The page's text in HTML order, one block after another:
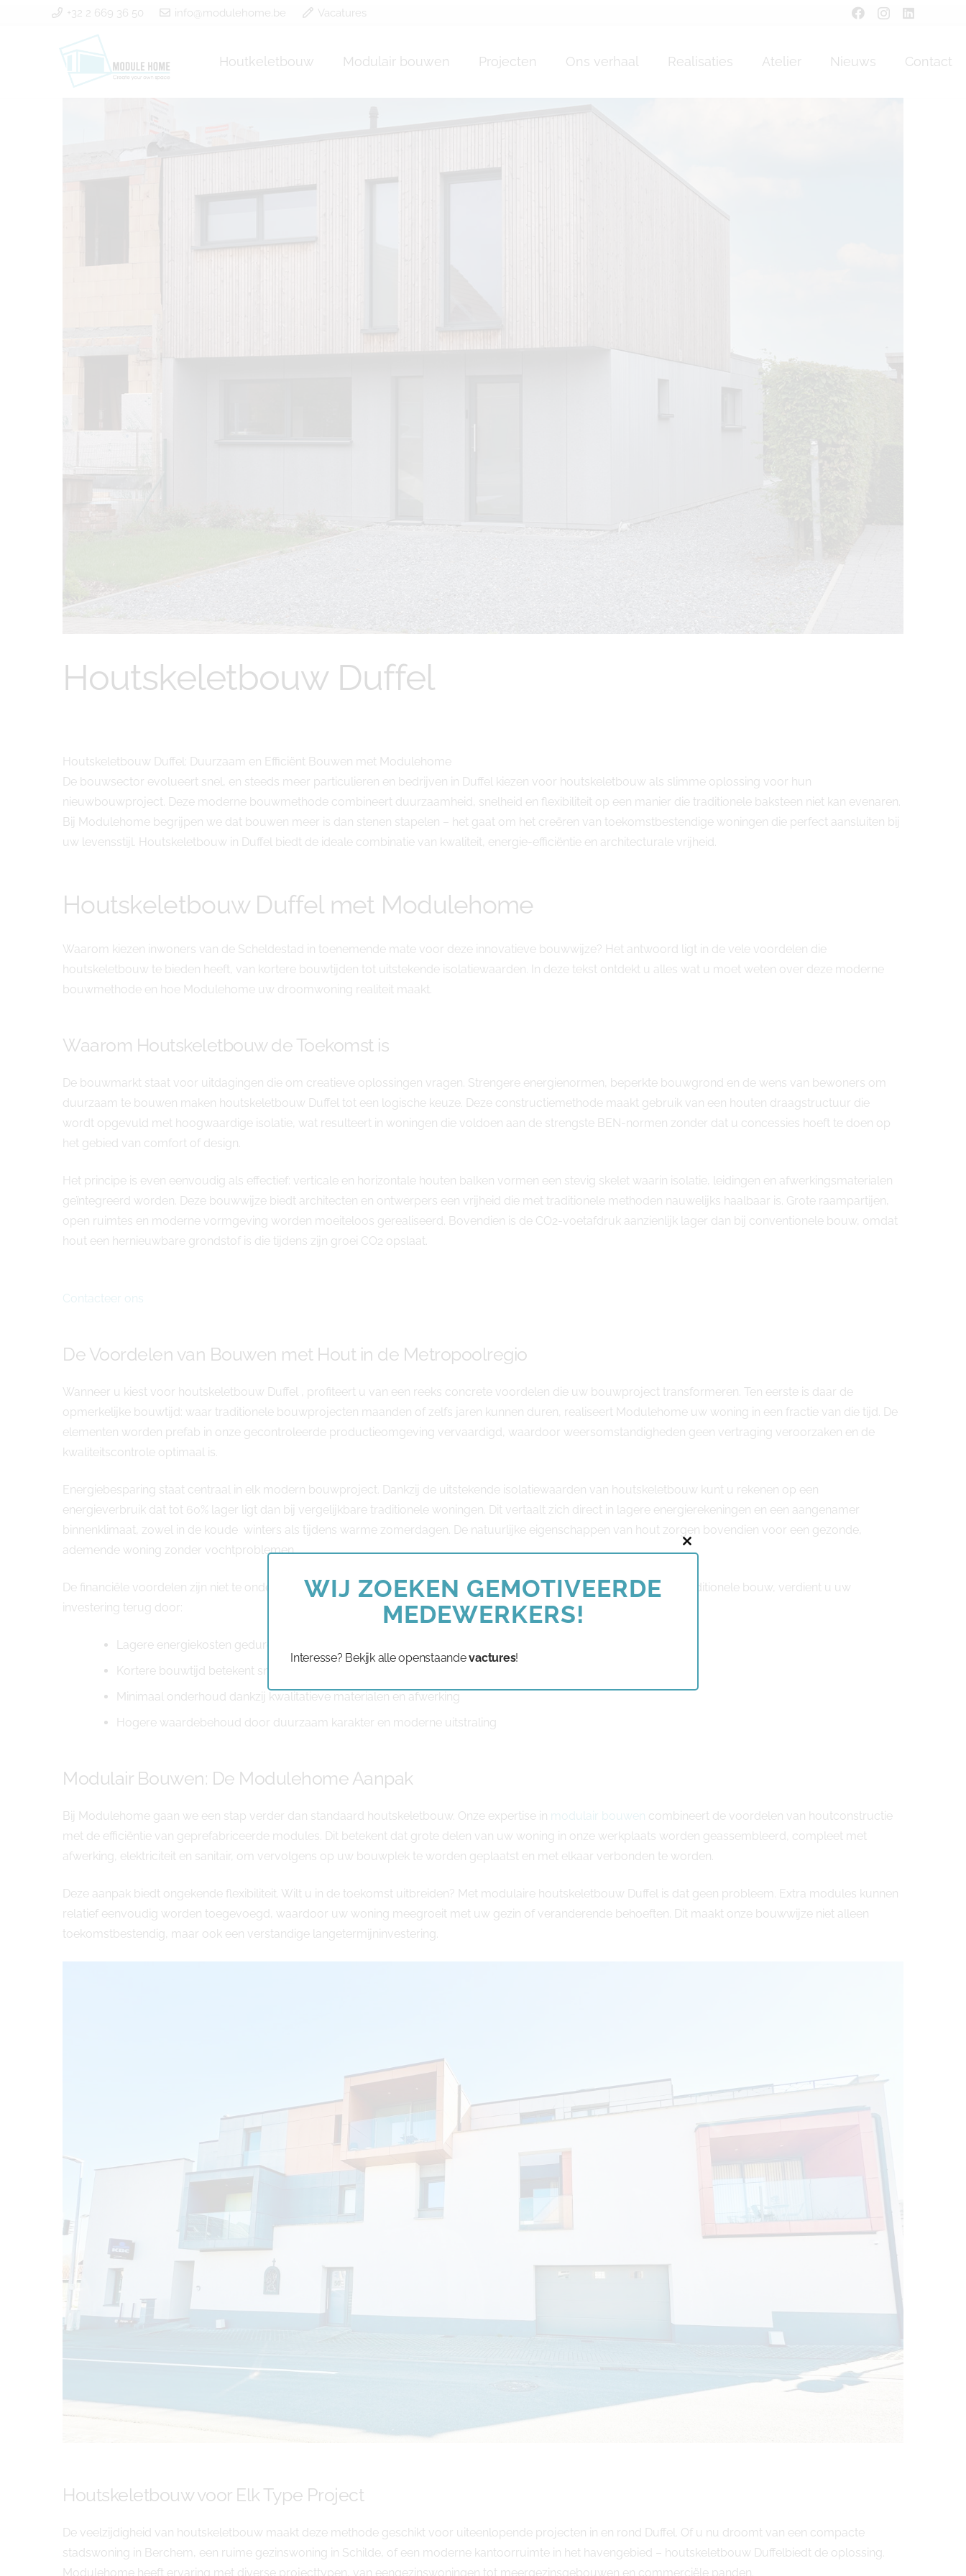
+32 2 669 36 50 info@modulehome.be Vacatures
Houtkeletbouw Modulair bouwen Projecten Ons verhaal Realisaties Atelier Nieuws Contact
Houtskeletbouw Duffel
Houtskeletbouw Duffel: Duurzaam en Efficiënt Bouwen met Modulehome
De bouwsector evolueert snel, en steeds meer particulieren en bedrijven in Duffel kiezen voor houtskeletbouw als slimme oplossing voor hun
nieuwbouwproject. Deze moderne bouwmethode combineert duurzaamheid, snelheid en flexibiliteit op een manier die traditionele baksteen niet kan evenaren.
Bij Modulehome begrijpen we dat bouwen meer is dan stenen stapelen – het gaat om het creëren van toekomstbestendige woningen die perfect aansluiten bij
uw levensstijl. Houtskeletbouw in Duffel biedt de ideale combinatie van kwaliteit, energie-efficiëntie en architecturale vrijheid.
Houtskeletbouw Duffel met Modulehome
Waarom kiezen inwoners van de Scheldestad in toenemende mate voor deze innovatieve bouwwijze? Het antwoord ligt in de vele voordelen die
houtskeletbouw te bieden heeft, van kortere bouwtijden tot uitstekende isolatiewaarden. In deze tekst ontdekt u alles wat u moet weten over deze moderne
bouwmethode en hoe Modulehome uw droomwoning realiteit maakt.
Waarom Houtskeletbouw de Toekomst is
De bouwmarkt staat voor uitdagingen die om creatieve oplossingen vragen. Strengere energienormen, beperkte bouwgrond en de wens van bewoners om
duurzaam te bouwen maken houtskeletbouw Duffel tot een logische keuze. Deze constructiemethode maakt gebruik van een houten draagstructuur die
wordt opgevuld met hoogwaardige isolatie, wat resulteert in woningen die voldoen aan de strengste BEN-normen zonder dat u concessies hoeft te doen op
het gebied van comfort of design.
Het principe is even eenvoudig als effectief: verticale en horizontale houten balken vormen een stevig skelet waarin isolatie, leidingen en afwerkingsmaterialen
geïntegreerd worden. Deze bouwwijze biedt architecten en ontwerpers een vrijheid die met traditionele methoden nauwelijks haalbaar is. Grote raampartijen,
open ruimtes en moderne vormgeving worden moeiteloos gerealiseerd. Bovendien is de CO2-voetafdruk aanzienlijk lager dan bij conventionele bouw, omdat
hout een hernieuwbare grondstof is die tijdens zijn groei CO2 opslaat.
Contacteer ons
De Voordelen van Bouwen met Hout in de Metropoolregio
Wanneer u kiest voor houtskeletbouw Duffel , profiteert u van een reeks concrete voordelen die uw bouwproject transformeren. Ten eerste is daar de
opmerkelijke bouwtijd: waar traditionele bouwprojecten maanden of zelfs jaren kunnen duren, realiseert Modulehome uw woning in een fractie van die tijd. De
elementen worden prefab in onze gecontroleerde productieomgeving vervaardigd, waardoor weersomstandigheden geen vertraging veroorzaken en de
kwaliteitscontrole optimaal is.
Energiebesparing staat centraal in elk modern bouwproject. Dankzij de uitstekende isolatiewaarden van houtskeletbouw kunt u rekenen op een
energieverbruik dat tot 60% lager ligt dan bij vergelijkbare traditionele woningen. Dit vertaalt zich direct in lagere energierekeningen en een aangenamer
binnenklimaat, zowel in de koude winters als tijdens warme zomerdagen. De natuurlijke eigenschappen van hout zorgen bovendien voor een gezonde,
ademende woning zonder vochtproblemen.
De financiële voordelen zijn niet te onderschatten. Hoewel de initiële investeringskosten vergelijkbaar kunnen zijn met traditionele bouw, verdient u uw
investering terug door:
Lagere energiekosten gedurende de volledige levensduur van uw woning
Kortere bouwtijd betekent sneller bewoonbaar en minder financieringskosten
Minimaal onderhoud dankzij kwalitatieve materialen en afwerking
Hogere waardebehoud door duurzaam karakter en moderne uitstraling
Modulair Bouwen: De Modulehome Aanpak
Bij Modulehome gaan we een stap verder dan standaard houtskeletbouw. Onze expertise in modulair bouwen combineert de voordelen van houtconstructie
met de efficiëntie van geprefabriceerde modules. Dit betekent dat grote delen van uw woning in onze werkplaats worden geassembleerd, compleet met
afwerking, elektriciteit en sanitair, om vervolgens op uw bouwplek te worden geplaatst en met elkaar verbonden te worden.
Deze aanpak biedt ongekende flexibiliteit. Wilt u in de toekomst uitbreiden? Met modulaire houtskeletbouw Duffel is dat geen probleem. Extra modules kunnen
relatief eenvoudig worden toegevoegd, waardoor uw woning meegroeit met uw gezin of veranderende behoeften. Dit maakt onze bouwwijze niet alleen
toekomstbestendig, maar ook een verstandige langetermijninvestering.
Houtskeletbouw voor Elk Type Project
De veelzijdigheid van houtskeletbouw maakt deze methode geschikt voor uiteenlopende projecten in en rond Duffel. Of u nu droomt van een compacte
stadswoning in Berchem, een ruime gezinswoning in Schilde, of een moderne kantoorruimte in het havengebied – houtskeletbouw Duffelbiedt de oplossing.
Modulehome heeft ervaring met diverse projecttypen, van eengezinswoningen tot meergezinsgebouwen en commerciële panden.
Close
module
WIJ ZOEKEN GEMOTIVEERDE
MEDEWERKERS!
Interesse? Bekijk alle openstaandevactures!